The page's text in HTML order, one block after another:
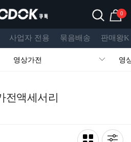
0
사업자 전용 묶음배송 판매왕K
영상가전 영
전액세서리